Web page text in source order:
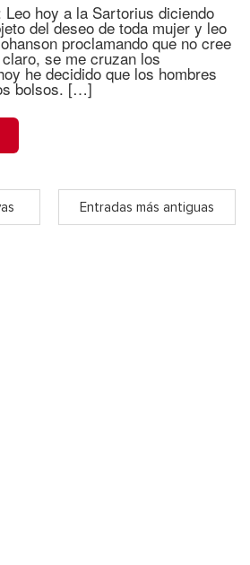
hoy a la Sartorius diciendo
del deseo de toda mujer y leo
proclamando que no cree
se me cruzan los
he decidido que los hombres
bolsos. […]
Entradas más antiguas